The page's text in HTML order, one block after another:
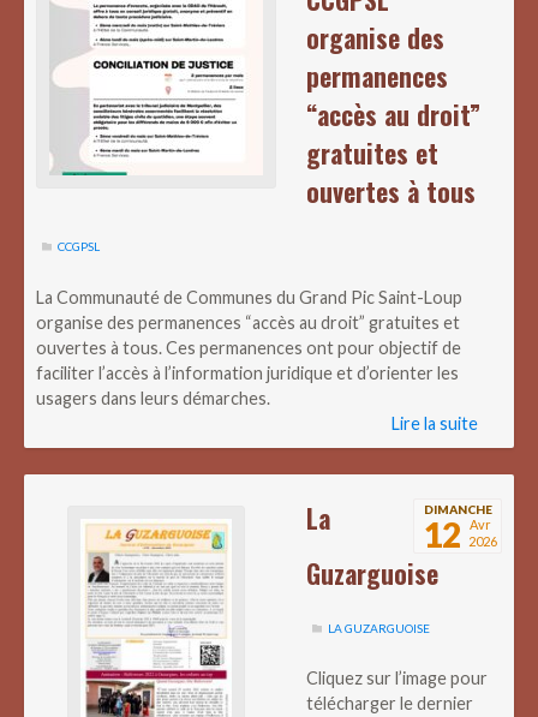
organise des
permanences
“accès au droit”
gratuites et
ouvertes à tous
CCGPSL
La Communauté de Communes du Grand Pic Saint-Loup
organise des permanences “accès au droit” gratuites et
ouvertes à tous. Ces permanences ont pour objectif de
faciliter l’accès à l’information juridique et d’orienter les
usagers dans leurs démarches.
Lire la suite
DIMANCHE
12
Avr
2026
La
Guzarguoise
LA GUZARGUOISE
Cliquez sur l’image pour
télécharger le dernier